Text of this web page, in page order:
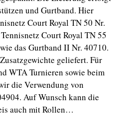
und Gurtband. Hier
Court Royal TN 50 Nr.
Court Royal TN 55
das Gurtband II Nr. 40710.
geliefert. Für
WTA Turnieren sowie beim
die Verwendung von
Auf Wunsch kann die
auch mit Rollen…